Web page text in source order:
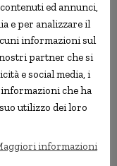
dal 2003
strane,
ed annunci,
e per analizzare il
informazioni sul
partner che si
e social media, i
che ha
utilizzo dei loro
informazioni